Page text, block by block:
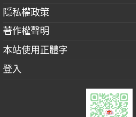
隱私權政策
著作權聲明
本站使用正體字
登入